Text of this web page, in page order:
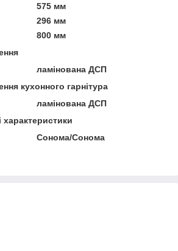
575 мм
296 мм
800 мм
ламінована ДСП
кухонного гарнітура
ламінована ДСП
Сонома/Сонома